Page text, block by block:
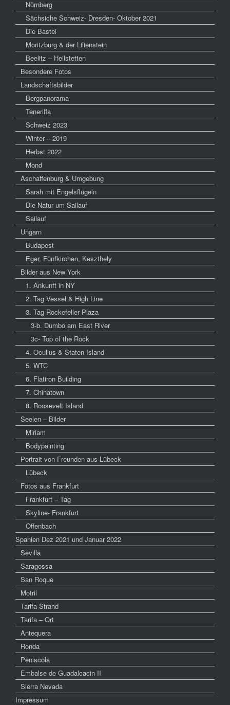
Nürnberg
Sächsiche Schweiz- Dresden- Oktober 2021
Die Bastei
Moritzburg & der Lilienstein
Beelitz – Heilstetten
Besondere Fotos
Landschaftsbilder
Bergpanorama
Teneriffa
Schweiz 2023
Winter – 2019
Herbst 2022
Mond
Aschaffenburg & Umgebung
Sarah mit Engelsflügeln
Die Natur um Sailauf
Sailauf
Ungarn
Budapest
Eger, Fünfkirchen, Keszthely
Bilder aus New York
1. Ankunft in NY
2. Tag Vessel & High Line
3. Tag Rockefeller Plaza
3-b. Dumbo am East River
3c- Top of the Rock
4. Ocullus & Staten Island
5. WTC
6. Flatiron Building
7. Chinatown
8. Roosevelt Island
Seelen – Bilder
Miriam
Bodypainting
Portrait von Freunden aus Lübeck
Lübeck
Fotos aus Frankfurt
Frankfurt – Tag
Skyline- Frankfurt
Offenbach
Spanien Dez 2021 und Januar 2022
Sevilla
Saragossa
San Roque
Motril
Tarifa-Strand
Tarifa – Ort
Antequera
Ronda
Peniscola
Embalse de Guadalcacin II
Sierra Nevada
Impressum